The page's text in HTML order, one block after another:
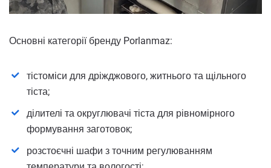
Основні категорії бренду Porlanmaz:
тістоміси для дріжджового, житнього та щільного
тіста;
ділителі та округлювачі тіста для рівномірного
формування заготовок;
розстоєчні шафи з точним регулюванням